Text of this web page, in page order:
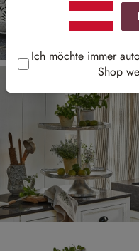
Ich möchte immer
Shop